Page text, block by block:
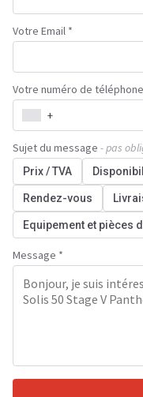
Votre Email *
Votre numéro de
+
Sujet du message - pas
Prix / TVA
Rendez-vous
Equipement et pièces
Message *